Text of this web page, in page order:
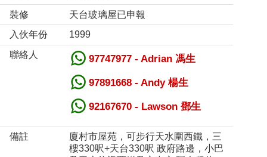
裝修
天台玻璃屋已申報
入伙年份
1999
聯絡人
97747977 - Adrian 馮生
97891668 - Andy 楊生
92167670 - Lawson 鄧生
備註
廈村市屋苑，可步行天水圍西鐵，三
樓330呎+天台330呎 政府路邊，小巴